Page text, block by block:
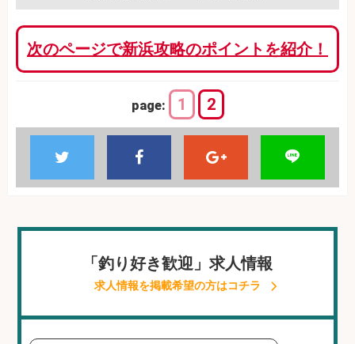
次のページで新浜攻略のポイントを紹介！
page: 1 2
「釣り好き歓迎」求人情報
求人情報を掲載希望の方はコチラ